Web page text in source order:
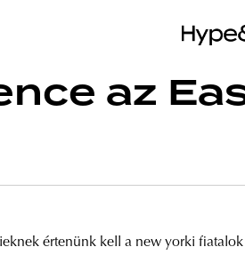
az
értenünk kell a new yorki